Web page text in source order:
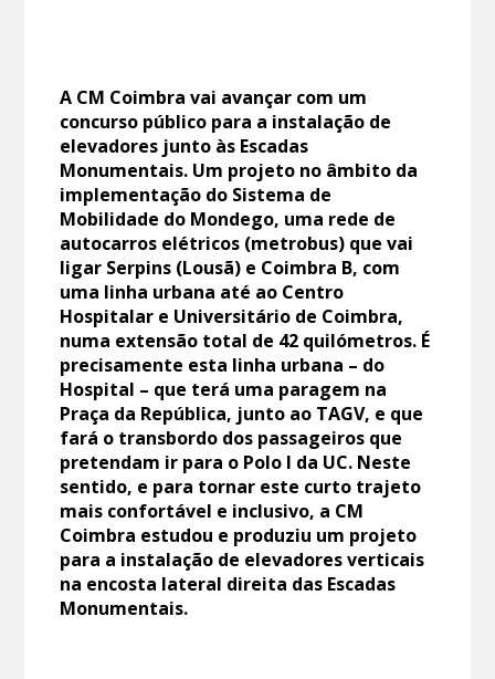
A CM Coimbra vai avançar com um
concurso público para a instalação de
elevadores junto às Escadas
Monumentais. Um projeto no âmbito da
implementação do Sistema de
Mobilidade do Mondego, uma rede de
autocarros elétricos (metrobus) que vai
ligar Serpins (Lousã) e Coimbra B, com
uma linha urbana até ao Centro
Hospitalar e Universitário de Coimbra,
numa extensão total de 42 quilómetros. É
precisamente esta linha urbana – do
Hospital – que terá uma paragem na
Praça da República, junto ao TAGV, e que
fará o transbordo dos passageiros que
pretendam ir para o Polo I da UC. Neste
sentido, e para tornar este curto trajeto
mais confortável e inclusivo, a CM
Coimbra estudou e produziu um projeto
para a instalação de elevadores verticais
na encosta lateral direita das Escadas
Monumentais.